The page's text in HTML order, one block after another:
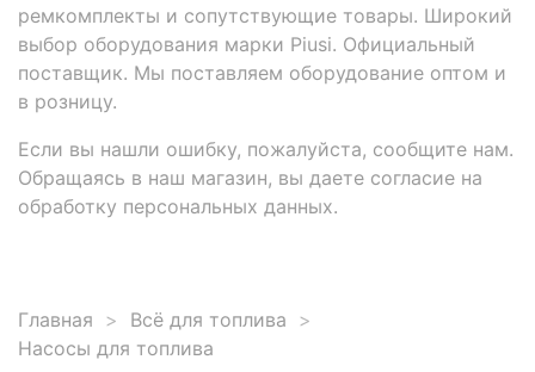
ремкомплекты и сопутствующие товары. Широкий
выбор оборудования марки Piusi. Официальный
поставщик. Мы поставляем оборудование оптом и
в розницу.
Если вы нашли ошибку, пожалуйста, сообщите нам.
Обращаясь в наш магазин, вы даете согласие на
обработку персональных данных.
Главная
Всё для топлива
Насосы для топлива